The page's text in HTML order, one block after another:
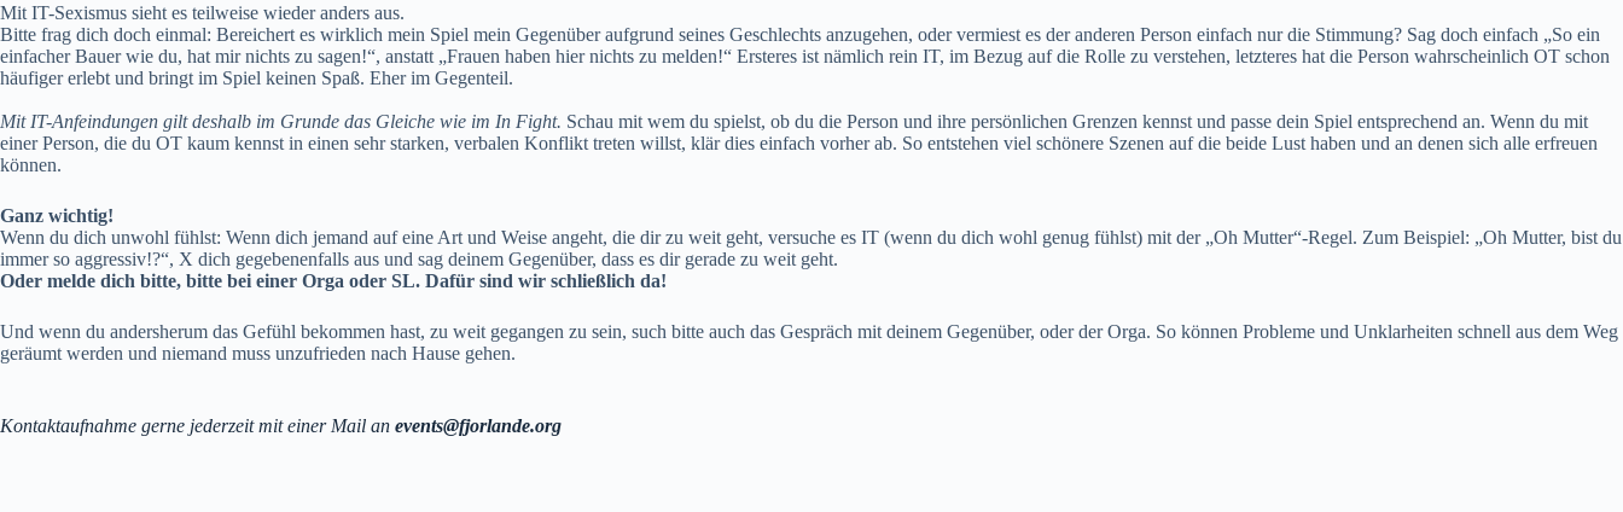
Mit IT-Sexismus sieht es teilweise wieder anders aus.
Bitte frag dich doch einmal: Bereichert es wirklich mein Spiel mein Gegenüber aufgrund seines Geschlechts anzugehen, oder vermiest es der anderen Person einfach nur die Stimmung? Sag doch einfach „So ein
einfacher Bauer wie du, hat mir nichts zu sagen!“, anstatt „Frauen haben hier nichts zu melden!“ Ersteres ist nämlich rein IT, im Bezug auf die Rolle zu verstehen, letzteres hat die Person wahrscheinlich OT schon
häufiger erlebt und bringt im Spiel keinen Spaß. Eher im Gegenteil.
Mit IT-Anfeindungen gilt deshalb im Grunde das Gleiche wie im In Fight. Schau mit wem du spielst, ob du die Person und ihre persönlichen Grenzen kennst und passe dein Spiel entsprechend an. Wenn du mit
einer Person, die du OT kaum kennst in einen sehr starken, verbalen Konflikt treten willst, klär dies einfach vorher ab. So entstehen viel schönere Szenen auf die beide Lust haben und an denen sich alle erfreuen
können.
Ganz wichtig!
Wenn du dich unwohl fühlst: Wenn dich jemand auf eine Art und Weise angeht, die dir zu weit geht, versuche es IT (wenn du dich wohl genug fühlst) mit der „Oh Mutter“-Regel. Zum Beispiel: „Oh Mutter, bist du
immer so aggressiv!?“, X dich gegebenenfalls aus und sag deinem Gegenüber, dass es dir gerade zu weit geht.
Oder melde dich bitte, bitte bei einer Orga oder SL. Dafür sind wir schließlich da!
Und wenn du andersherum das Gefühl bekommen hast, zu weit gegangen zu sein, such bitte auch das Gespräch mit deinem Gegenüber, oder der Orga. So können Probleme und Unklarheiten schnell aus dem Weg
geräumt werden und niemand muss unzufrieden nach Hause gehen.
Kontaktaufnahme gerne jederzeit mit einer Mail an events@fjorlande.org